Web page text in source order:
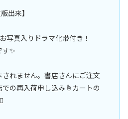
出来】
真入りドラマ化帯付き！
✨
れません。書店さんにご注文
の再入荷申し込み☝️カートの